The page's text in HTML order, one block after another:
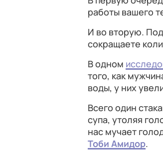
работы вашего
И во вторую.
сокращаете
В одном
того, как
воды, у них
Всего один
супа, утоляя
нас мучает
Тоби Амидор.